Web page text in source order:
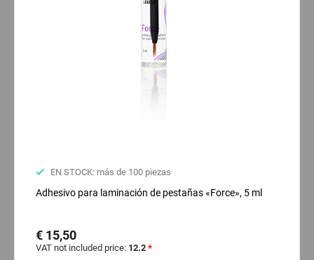
EN STOCK: más de 100 piezas
Adhesivo para laminación de pestañas «Force», 5 ml
€ 15,50
VAT not included price: 12.2 *